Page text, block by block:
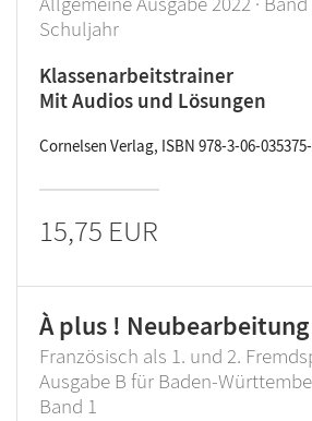
Schuljahr
Klassenarbeitstrainer
Mit Audios und Lösungen
Cornelsen Verlag, ISBN 978-3-06-
15,75 EUR
À plus ! Neubearbeitung
Französisch als 1. und 2.
Ausgabe B für Baden-
Band 1